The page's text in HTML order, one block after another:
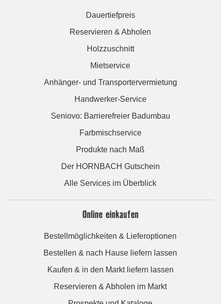
Dauertiefpreis
Reservieren & Abholen
Holzzuschnitt
Mietservice
Anhänger- und Transportervermietung
Handwerker-Service
Seniovo: Barrierefreier Badumbau
Farbmischservice
Produkte nach Maß
Der HORNBACH Gutschein
Alle Services im Überblick
Online einkaufen
Bestellmöglichkeiten & Lieferoptionen
Bestellen & nach Hause liefern lassen
Kaufen & in den Markt liefern lassen
Reservieren & Abholen im Markt